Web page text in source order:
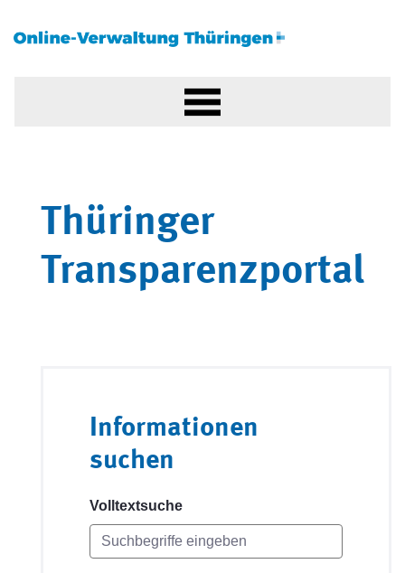
Thüringer
Transparenzportal
Informationen
suchen
Volltextsuche